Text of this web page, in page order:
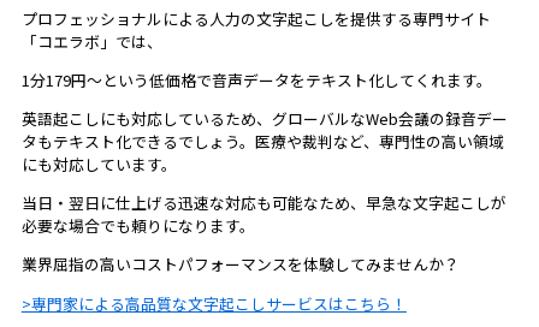
プロフェッショナルによる人力の文字起こしを提供する専門サイト
「コエラボ」では、
1分179円〜という低価格で音声データをテキスト化してくれます。
英語起こしにも対応しているため、グローバルなWeb会議の録音デー
タもテキスト化できるでしょう。医療や裁判など、専門性の高い領域
にも対応しています。
当日・翌日に仕上げる迅速な対応も可能なため、早急な文字起こしが
必要な場合でも頼りになります。
業界屈指の高いコストパフォーマンスを体験してみませんか？
専門家による高品質な文字起こしサービスはこちら！